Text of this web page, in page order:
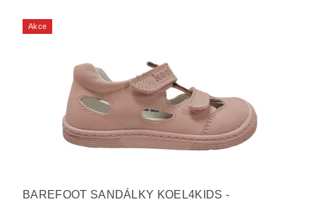
Akce
BAREFOOT SANDÁLKY KOEL4KIDS -